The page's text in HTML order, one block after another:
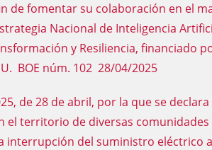
de fomentar su colaboración en el
Nacional de Inteligencia
y Resiliencia, financiado
BOE núm. 102 28/04/2025
de 28 de abril, por la que se
el territorio de diversas
interrupción del suministro eléctrico